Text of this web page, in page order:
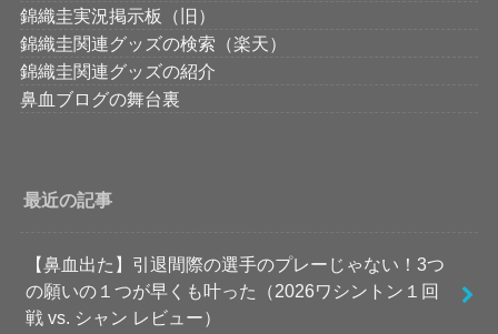
錦織圭実況掲示板（旧）
錦織圭関連グッズの検索（楽天）
錦織圭関連グッズの紹介
鼻血ブログの舞台裏
最近の記事
【鼻血出た】引退間際の選手のプレーじゃない！3つ
の願いの１つが早くも叶った（2026ワシントン１回
戦 vs. シャン レビュー）